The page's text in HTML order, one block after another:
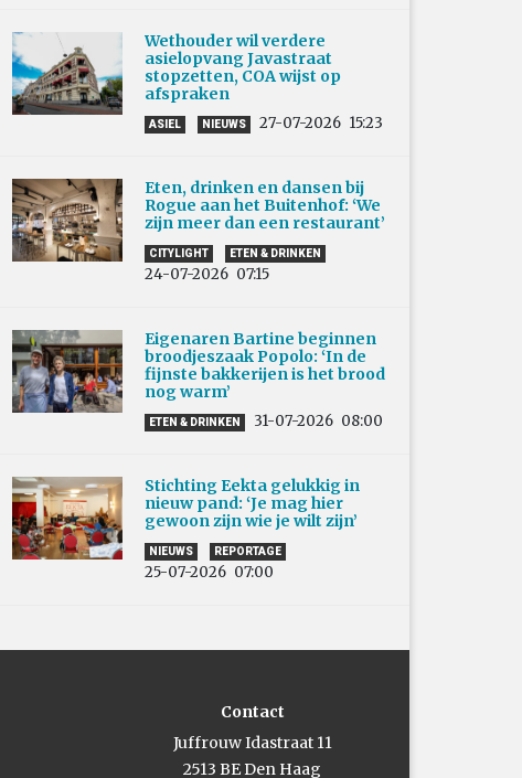
Wethouder wil verdere
asielopvang Javastraat
stopzetten, COA wijst op
afspraken
ASIEL NIEUWS 27-07-2026 15:23
Eten, drinken en dansen bij
Rogue aan het Buitenhof: ‘We
zijn meer dan een restaurant’
CITYLIGHT ETEN & DRINKEN
24-07-2026 07:15
Eigenaren Bartine beginnen
broodjeszaak Popolo: ‘In de
fijnste bakkerijen is het brood
nog warm’
ETEN & DRINKEN 31-07-2026 08:00
Stichting Eekta gelukkig in
nieuw pand: ‘Je mag hier
gewoon zijn wie je wilt zijn’
NIEUWS REPORTAGE
25-07-2026 07:00
Contact
Juffrouw Idastraat 11
2513 BE Den Haag